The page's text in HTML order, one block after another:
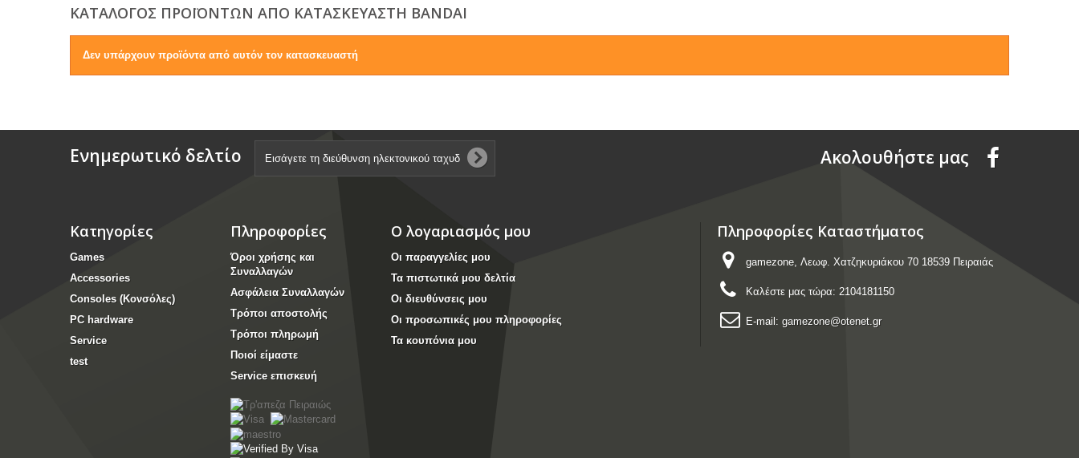
ΚΑΤΆΛΟΓΟΣ ΠΡΟΪΌΝΤΩΝ ΑΠΌ ΚΑΤΑΣΚΕΥΑΣΤΉ BANDAI
Δεν υπάρχουν προϊόντα από αυτόν τον κατασκευαστή
Ενημερωτικό δελτίο Aκολουθήστε μας
Κατηγορίες
Games
Accessories
Consoles (Κονσόλες)
PC hardware
Service
test
Πληροφορίες
Όροι χρήσης και
Συναλλαγών
Ασφάλεια Συναλλαγών
Τρόποι αποστολής
Τρόποι πληρωμή
Ποιοί είμαστε
Service επισκευή
Ο λογαριασμός μου
Οι παραγγελίες μου
Τα πιστωτικά μου δελτία
Οι διευθύνσεις μου
Οι προσωπικές μου πληροφορίες
Τα κουπόνια μου
Πληροφορίες Καταστήματος
gamezone, Λεωφ. Χατζηκυριάκου 70 18539 Πειραιάς
Καλέστε μας τώρα: 2104181150
E-mail: gamezone@otenet.gr